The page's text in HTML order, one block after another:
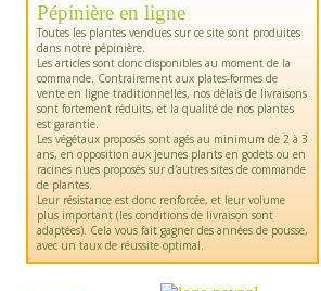
Pépinière en ligne
Toutes les plantes vendues sur ce site sont produites
dans notre pépinière.
Les articles sont donc disponibles au moment de la
commande. Contrairement aux plates-formes de
vente en ligne traditionnelles, nos délais de livraisons
sont fortement réduits, et la qualité de nos plantes
est garantie.
Les végétaux proposés sont agés au minimum de 2 à 3
ans, en opposition aux jeunes plants en godets ou en
racines nues proposés sur d'autres sites de commande
de plantes.
Leur résistance est donc renforcée, et leur volume
plus important (les conditions de livraison sont
adaptées). Cela vous fait gagner des années de pousse,
avec un taux de réussite optimal.